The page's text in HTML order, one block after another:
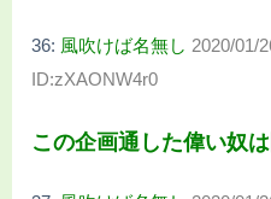
36: 風吹けば名無し 2020/01/
ID:zXAONW4r0
この企画通した偉い奴